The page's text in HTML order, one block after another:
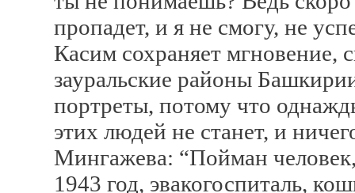
пропадет, и я не смогу, не
Касим сохраняет мгновение,
зауральские районы
портреты, потому что
этих людей не станет, и
Мингажева: “Пойман
1943 год, эвакогоспиталь,